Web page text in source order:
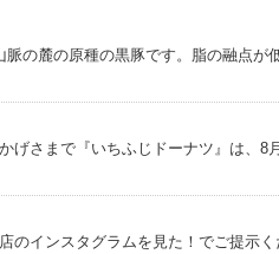
脈の麓の原種の黒豚です。脂の融点が
げさまで『いちふじドーナツ』は、8
のインスタグラムを見た！でご提示